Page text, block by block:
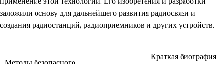
заложили основу для дальнейшего развития радиосвязи и
создания радиостанций, радиоприемников и других устройств.
Навигация
Краткая биография